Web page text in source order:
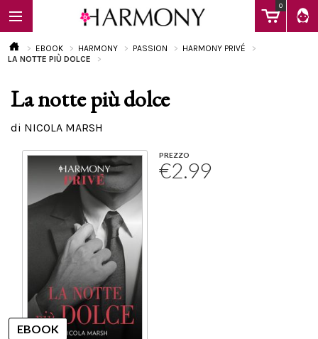
0
EBOOK
Calendario
EBOOK HARMONY PASSION
HARMONY PRIVÉ
LA NOTTE PIÙ DOLCE
La notte più dolce
di NICOLA MARSH
PREZZO
€2.99